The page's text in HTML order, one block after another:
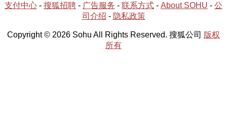
支付中心 - 搜狐招聘 - 广告服务 - 联系方式 - About SOHU - 公
司介绍 - 隐私政策
Copyright © 2026 Sohu All Rights Reserved. 搜狐公司 版权
所有